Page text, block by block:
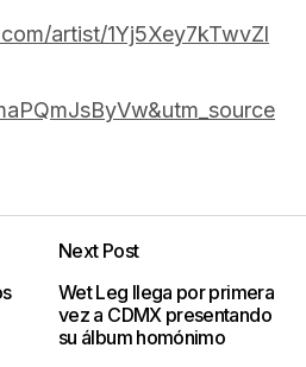
artist/1Yj5Xey7kTwvZl
Next Post
Wet Leg llega por primera
vez a CDMX presentando
su álbum homónimo